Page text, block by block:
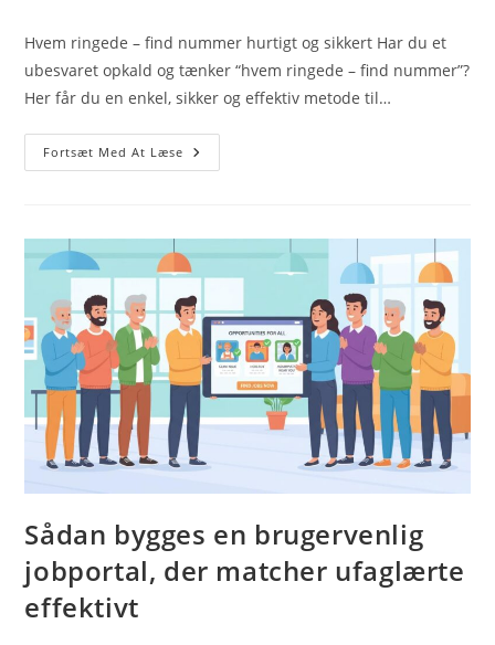
Hvem ringede – find nummer hurtigt og sikkert Har du et
ubesvaret opkald og tænker “hvem ringede – find nummer”?
Her får du en enkel, sikker og effektiv metode til…
Fortsæt Med At Læse Find
Personen
Sådan bygges en brugervenlig
jobportal, der matcher ufaglærte
effektivt